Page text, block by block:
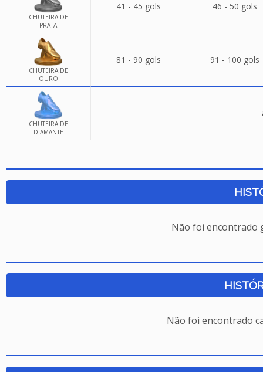
CHUTEIRA DE
PRATA
41 - 45 gols 46 - 50 gols
CHUTEIRA DE
OURO
81 - 90 gols 91 - 100 gols
CHUTEIRA DE
DIAMANTE
Não foi encontrado
Não foi encontrado